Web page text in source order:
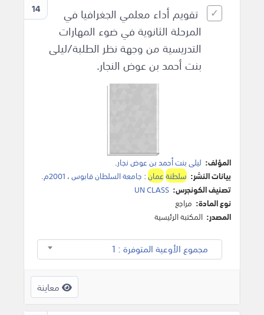
14
تقويم أداء معلمي الجغرافيا في
المرحلة الثانوية في ضوء المهارات
التدريسية من وجهة نظر الطلبة/ليلى
بنت أحمد بن عوض النجار.
المؤلف: ليلى بنت أحمد بن عوض نجار.
بيانات النشر: سلطنةعمان: جامعة السلطان قابوس، 2001م .
تصنيف الكونجرس: UN CLASS
نوع المادة: مراجع
المصدر: المكتبة الرئيسية
مجموع الأوعية المتوفرة : 1
معاينة